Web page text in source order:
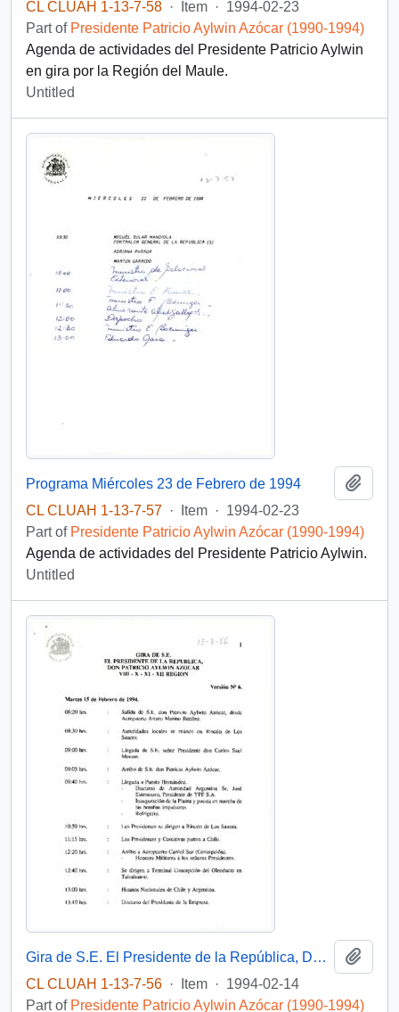
CL CLUAH 1-13-7-58 · Item · 1994-02-23
Part of Presidente Patricio Aylwin Azócar (1990-1994)
Agenda de actividades del Presidente Patricio Aylwin
en gira por la Región del Maule.
Untitled
Programa Miércoles 23 de Febrero de 1994
CL CLUAH 1-13-7-57 · Item · 1994-02-23
Part of Presidente Patricio Aylwin Azócar (1990-1994)
Agenda de actividades del Presidente Patricio Aylwin.
Untitled
Gira de S.E. El Presidente de la República, Don Patricio Aylwin Azocar VIII-X-XI-XII Región
CL CLUAH 1-13-7-56 · Item · 1994-02-14
Part of Presidente Patricio Aylwin Azócar (1990-1994)